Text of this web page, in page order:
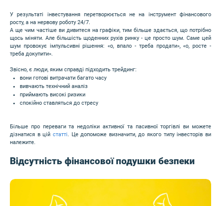
У результаті інвестування перетворюється не на інструмент фінансового
росту, а на нервову роботу 24/7.
А ще чим частіше ви дивитеся на графіки, тим більше здається, що потрібно
щось міняти. Але більшість щоденних рухів ринку - це просто шум. Саме цей
шум провокує імпульсивні рішення: «о, впало - треба продати», «о, росте -
треба докупити».
Звісно, є люди, яким справді підходить трейдинг:
вони готові витрачати багато часу
вивчають технічний аналіз
приймають високі ризики
спокійно ставляться до стресу
Більше про переваги та недоліки активної та пасивної торгівлі ви можете
дізнатися в цій статті. Це допоможе визначити, до якого типу інвесторів ви
належите.
Відсутність фінансової подушки безпеки
Image